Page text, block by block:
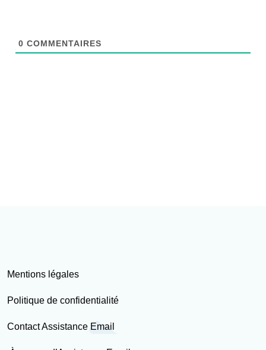
0 COMMENTAIRES
Mentions légales
Politique de confidentialité
Contact Assistance Email